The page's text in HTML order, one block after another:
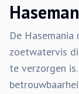
De
zoetwatervis
te verzorgen